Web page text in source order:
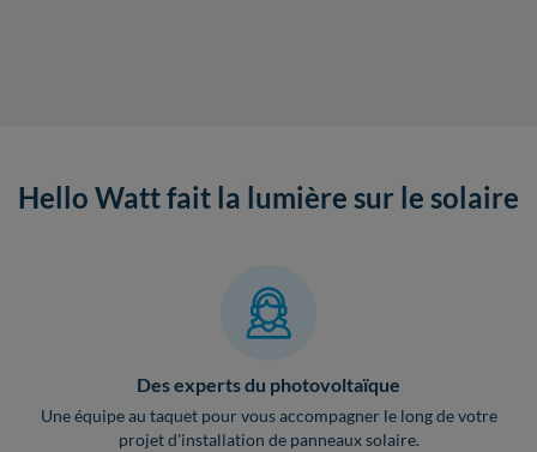
Hello Watt fait la lumière sur le solaire
Des experts du photovoltaïque
Une équipe au taquet pour vous accompagner le long de votre
projet d'installation de panneaux solaire.